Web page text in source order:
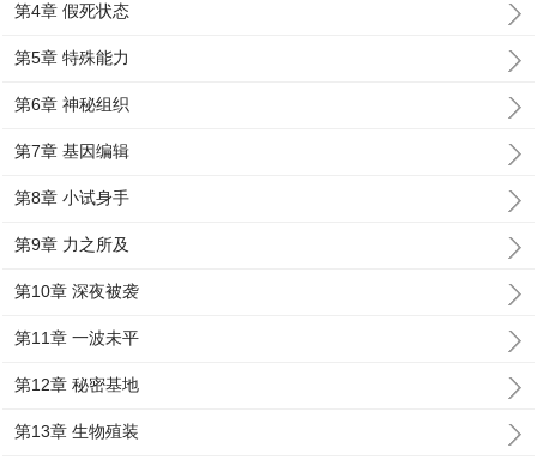
第4章 假死状态
第5章 特殊能力
第6章 神秘组织
第7章 基因编辑
第8章 小试身手
第9章 力之所及
第10章 深夜被袭
第11章 一波未平
第12章 秘密基地
第13章 生物殖装